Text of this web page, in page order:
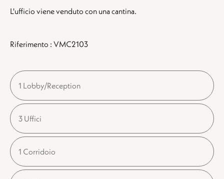
L'ufficio viene venduto con una cantina.
Riferimento : VMC2103
1 Lobby/Reception
3 Uffici
1 Corridoio